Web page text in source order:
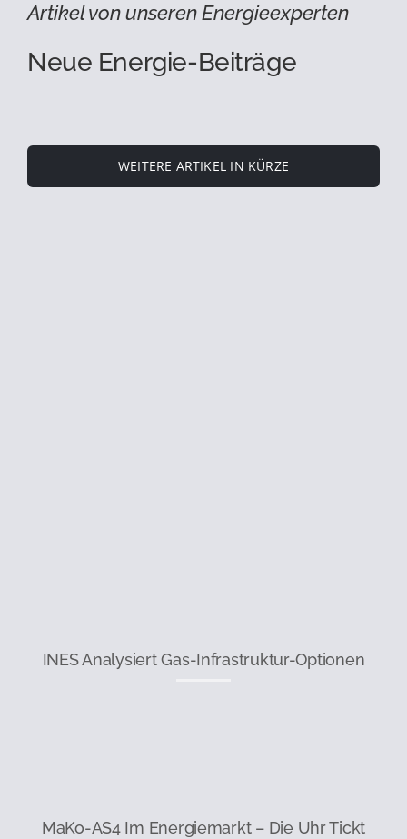
Artikel von unseren Energieexperten
Neue Energie-Beiträge
WEITERE ARTIKEL IN KÜRZE
INES Analysiert Gas-Infrastruktur-Optionen
MaKo-AS4 Im Energiemarkt – Die Uhr Tickt